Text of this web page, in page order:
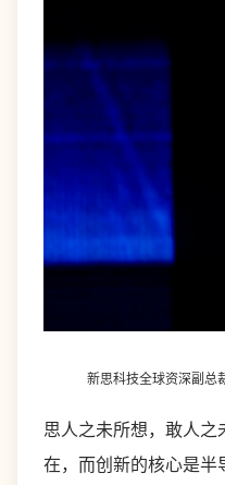
新思科技全球资深副总
思人之未所想，敢人
在，而创新的核心是半